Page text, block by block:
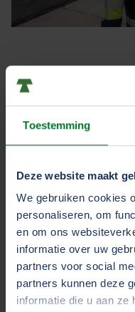
Toestemming
Deze website maakt
We gebruiken cookies
personaliseren, om
en om ons
informatie over uw
partners voor social
partners kunnen deze
informatie die u aan ze
"TVM
De focus op
Robert van den Brink
Meer lezen